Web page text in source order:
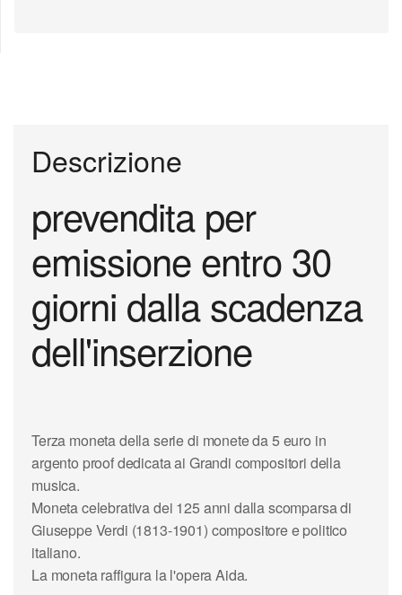
Descrizione
prevendita per
emissione entro 30
giorni dalla scadenza
dell'inserzione
Terza moneta della serie di monete da 5 euro in
argento proof dedicata ai Grandi compositori della
musica.
Moneta celebrativa dei 125 anni dalla scomparsa di
Giuseppe Verdi (1813-1901) compositore e politico
italiano.
La moneta raffigura la l'opera Aida.